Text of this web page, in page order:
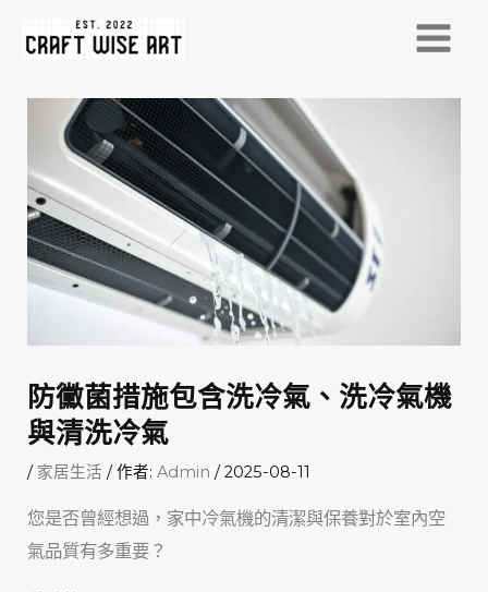
防黴菌措施包含洗冷氣、洗冷氣機
與清洗冷氣
/ 家居生活 / 作者:Admin/2025-08-11
您是否曾經想過，家中冷氣機的清潔與保養對於室內空
氣品質有多重要？